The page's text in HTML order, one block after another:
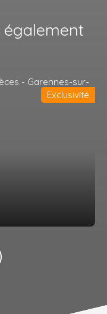
également
Exclusivité